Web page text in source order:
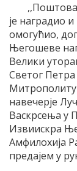
је наградио
омогућио,
Његошеве
Велики
Светог
Митрополиту
навечерје
Васкрсења у
Извиискра
Амфилохија
предајем у